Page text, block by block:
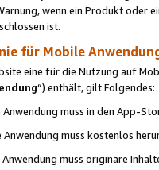
wenn ein Produkt oder
ist.
für Mobile
eine für die Nutzung auf
“) enthält, gilt Folgendes:
Anwendung muss in den App-
Anwendung muss kostenlos
muss originäre